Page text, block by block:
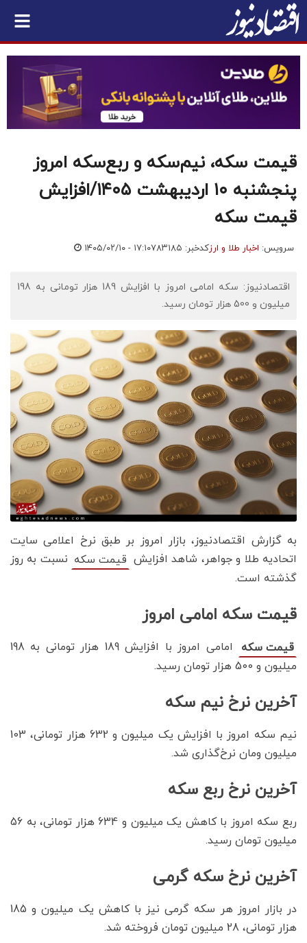
قیمت سکه، نیم‌سکه و ربع‌سکه امروز
پنجشنبه ۱۰ اردیبهشت ۱۴۰۵/افزایش
قیمت سکه
سرویس: اخبار طلا و ارزکدخبر: ۷۸۳۱۸۵ ۱۴۰۵/۰۲/۱۰ - ۱۷:۱۰
اقتصادنیوز: سکه امامی امروز با افزایش 189 هزار تومانی به 198
میلیون و 500 هزار تومان رسید.
به گزارش اقتصادنیوز، بازار امروز بر طبق نرخ اعلامی سایت
اتحادیه طلا و جواهر، شاهد افزایش قیمت‌‌‌‌ سکه نسبت به روز
گذشته است.
قیمت سکه امامی امروز
قیمت سکه
امامی امروز با افزایش 189 هزار تومانی به 198
میلیون و 500 هزار تومان رسید.
آخرین نرخ نیم سکه
نیم سکه امروز با افزایش یک میلیون و 632 هزار تومانی، 103
میلیون ومان نرخ‌گذاری شد.
آخرین نرخ ربع سکه
ربع سکه امروز با کاهش یک میلیون و 634 هزار تومانی، به 56
میلیون تومان رسید.
آخرین نرخ سکه گرمی
در بازار امروز هر سکه گرمی نیز با کاهش یک میلیون و 185
هزار تومانی، 28 میلیون تومان فروخته شد.